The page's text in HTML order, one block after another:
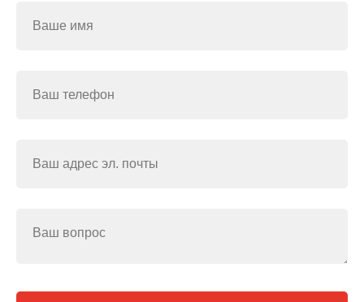
Ваше имя
Ваш телефон
Ваш адрес эл. почты
Ваш вопрос